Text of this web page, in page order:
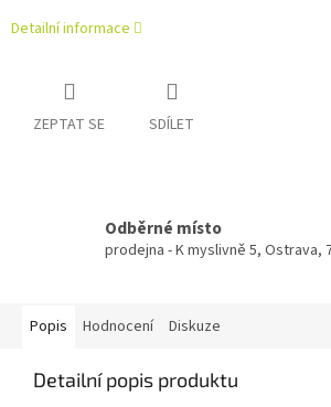
Detailní informace
ZEPTAT SE SDÍLET
Odběrné místo
prodejna - K myslivně 5, Ostrava,
Popis Hodnocení Diskuze
Detailní popis produktu